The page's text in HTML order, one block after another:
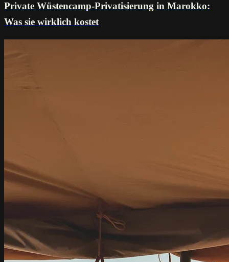
Private Wüstencamp-Privatisierung in Marokko:
Was sie wirklich kostet